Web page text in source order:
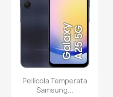
Pellicola Temperata
Samsung...